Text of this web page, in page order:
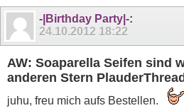
-|Birthday Party|-:
24.10.2012 18:22
AW: Soaparella Seifen sind
anderen Stern
juhu, freu mich aufs Bestellen.